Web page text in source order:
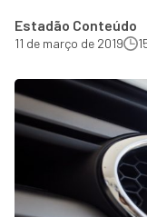
Estadão Conteúdo
11 de março de 2019